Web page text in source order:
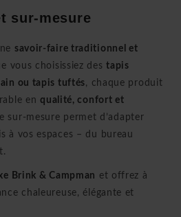
sur-mesure
savoir-faire traditionnel et
vous choisissiez destapis
ou tapis tuftés, chaque produit
enqualité, confort et
sur-mesure permet d’adapter
à vos espaces – du bureau
Brink & Campman et offrez à
chaleureuse, élégante et